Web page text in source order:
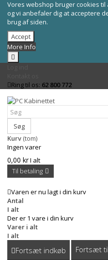
Vores webshop bruger cookies
og vi anbefaler dig at acceptere
brug af siden.
Accept
More Info
Ring til os: 62 800 772
Søg
Kurv (tom)
Ingen varer
0,00 krI alt
Til betaling
Varen er nu lagt i din kurv
Antal
I alt
Der er 1 vare i din kurv
Varer i alt
I alt
Fortsæt indkøb Fortsæt